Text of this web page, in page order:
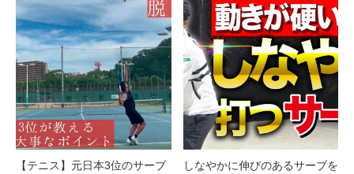
【テニス】元日本3位のサーブ
しなやかに伸びのあるサーブを